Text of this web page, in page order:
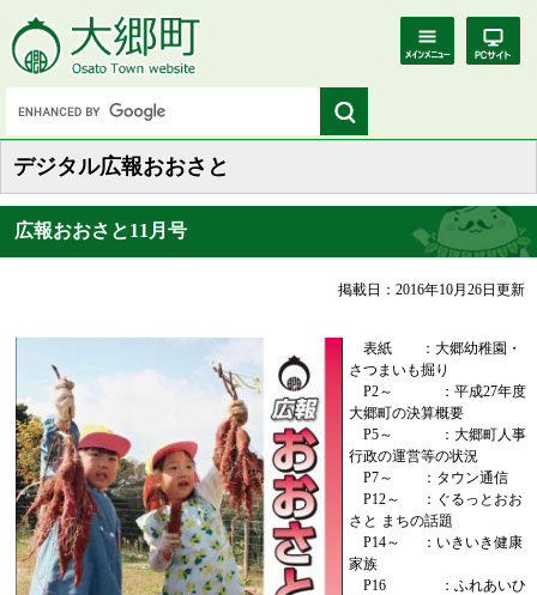
デジタル広報おおさと
広報おおさと11月号
掲載日：2016年10月26日更新
表紙 ：大郷幼稚園・
さつまいも掘り
P2～ ：平成27年度
大郷町の決算概要
P5～ ：大郷町人事
行政の運営等の状況
P7～ ：タウン通信
P12～ ：ぐるっとおお
さと まちの話題
P14～ ：いきいき健康
家族
P16 ：ふれあいひ